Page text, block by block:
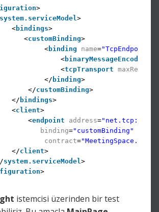
>
system.serviceModel >
<bindings>
<customBinding>
<binding name="TcpEndpoint"
<binaryMessageEncoding
<tcpTransport
</ binding>
</customBinding>
</ bindings>
<client>
<endpoint address="net.tcp://
binding="customBinding"
contract=
</client>
system.serviceModel >
>
istemcisi üzerinden bir test